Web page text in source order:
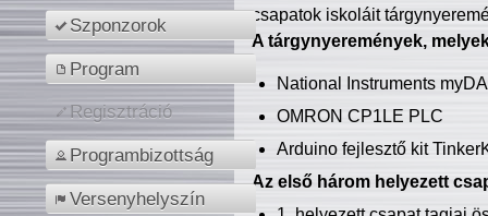
Szponzorok
Program
Regisztráció
Programbizottság
Versenyhelyszín
csapatok iskoláit
A tárgynyeremények,
National Instruments
OMRON CP1LE PLC
Arduino fejlesztő kit
Az első három helyezett